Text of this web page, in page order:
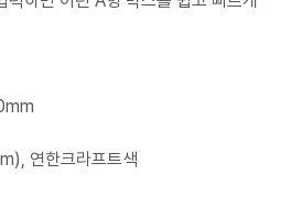
연한크라프트색